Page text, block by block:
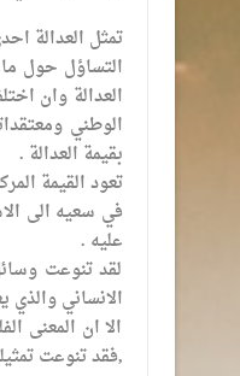
تمثل العدالة
التساؤل حول
العدالة وان
الوطني
بقيمة العدالة .
تعود القيمة
في سعيه الى
عليه .
لقد تنوعت
الانساني والذي
الا ان المعنى
,فقد تنوعت